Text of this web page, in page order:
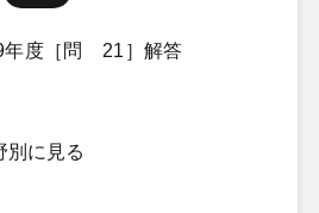
年度［問 21］解答
別に見る